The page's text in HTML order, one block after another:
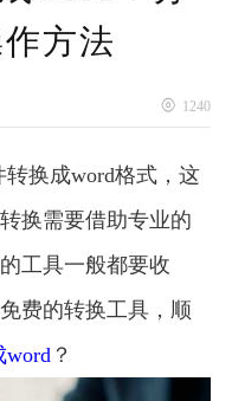
方法
1240
换成word格式，这
换需要借助专业的
工具一般都要收
费的转换工具，顺
？